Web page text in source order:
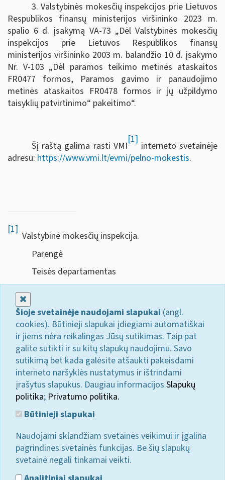
3. Valstybinės mokesčių inspekcijos prie Lietuvos
Respublikos finansų ministerijos viršininko 2023 m.
spalio 6 d. įsakymą VA-73 „Dėl Valstybinės mokesčių
inspekcijos prie Lietuvos Respublikos finansų
ministerijos viršininko 2003 m. balandžio 10 d. įsakymo
Nr. V-103 „Dėl paramos teikimo metinės ataskaitos
FR0477 formos, Paramos gavimo ir panaudojimo
metinės ataskaitos FR0478 formos ir jų užpildymo
taisyklių patvirtinimo“ pakeitimo“.
Šį raštą galima rasti VMI
[1]
interneto svetainėje
adresu: https://www.vmi.lt/evmi/pelno-mokestis.
[1]
Valstybinė mokesčių inspekcija.
Parengė
Teisės departamentas
Šioje svetainėje naudojami slapukai (angl.
cookies). Būtinieji slapukai įdiegiami automatiškai
ir jiems nėra reikalingas Jūsų sutikimas. Taip pat
galite sutikti ir su kitų slapukų naudojimu. Savo
sutikimą bet kada galėsite atšaukti pakeisdami
interneto naršyklės nustatymus ir ištrindami
įrašytus slapukus. Daugiau informacijos Slapukų
politika; Privatumo politika.
Būtinieji slapukai
Naudojami sklandžiam svetainės veikimui ir įgalina
pagrindines svetainės funkcijas. Be šių slapukų
svetainė negali tinkamai veikti.